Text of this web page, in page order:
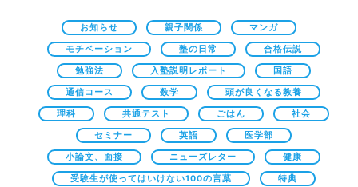
お知らせ 親子関係 マンガ
モチベーション 塾の日常 合格伝説
勉強法 入塾説明レポート 国語
通信コース 数学 頭が良くなる教養
理科 共通テスト ごはん 社会
セミナー 英語 医学部
小論文、面接 ニューズレター 健康
受験生が使ってはいけない100の言葉 特典